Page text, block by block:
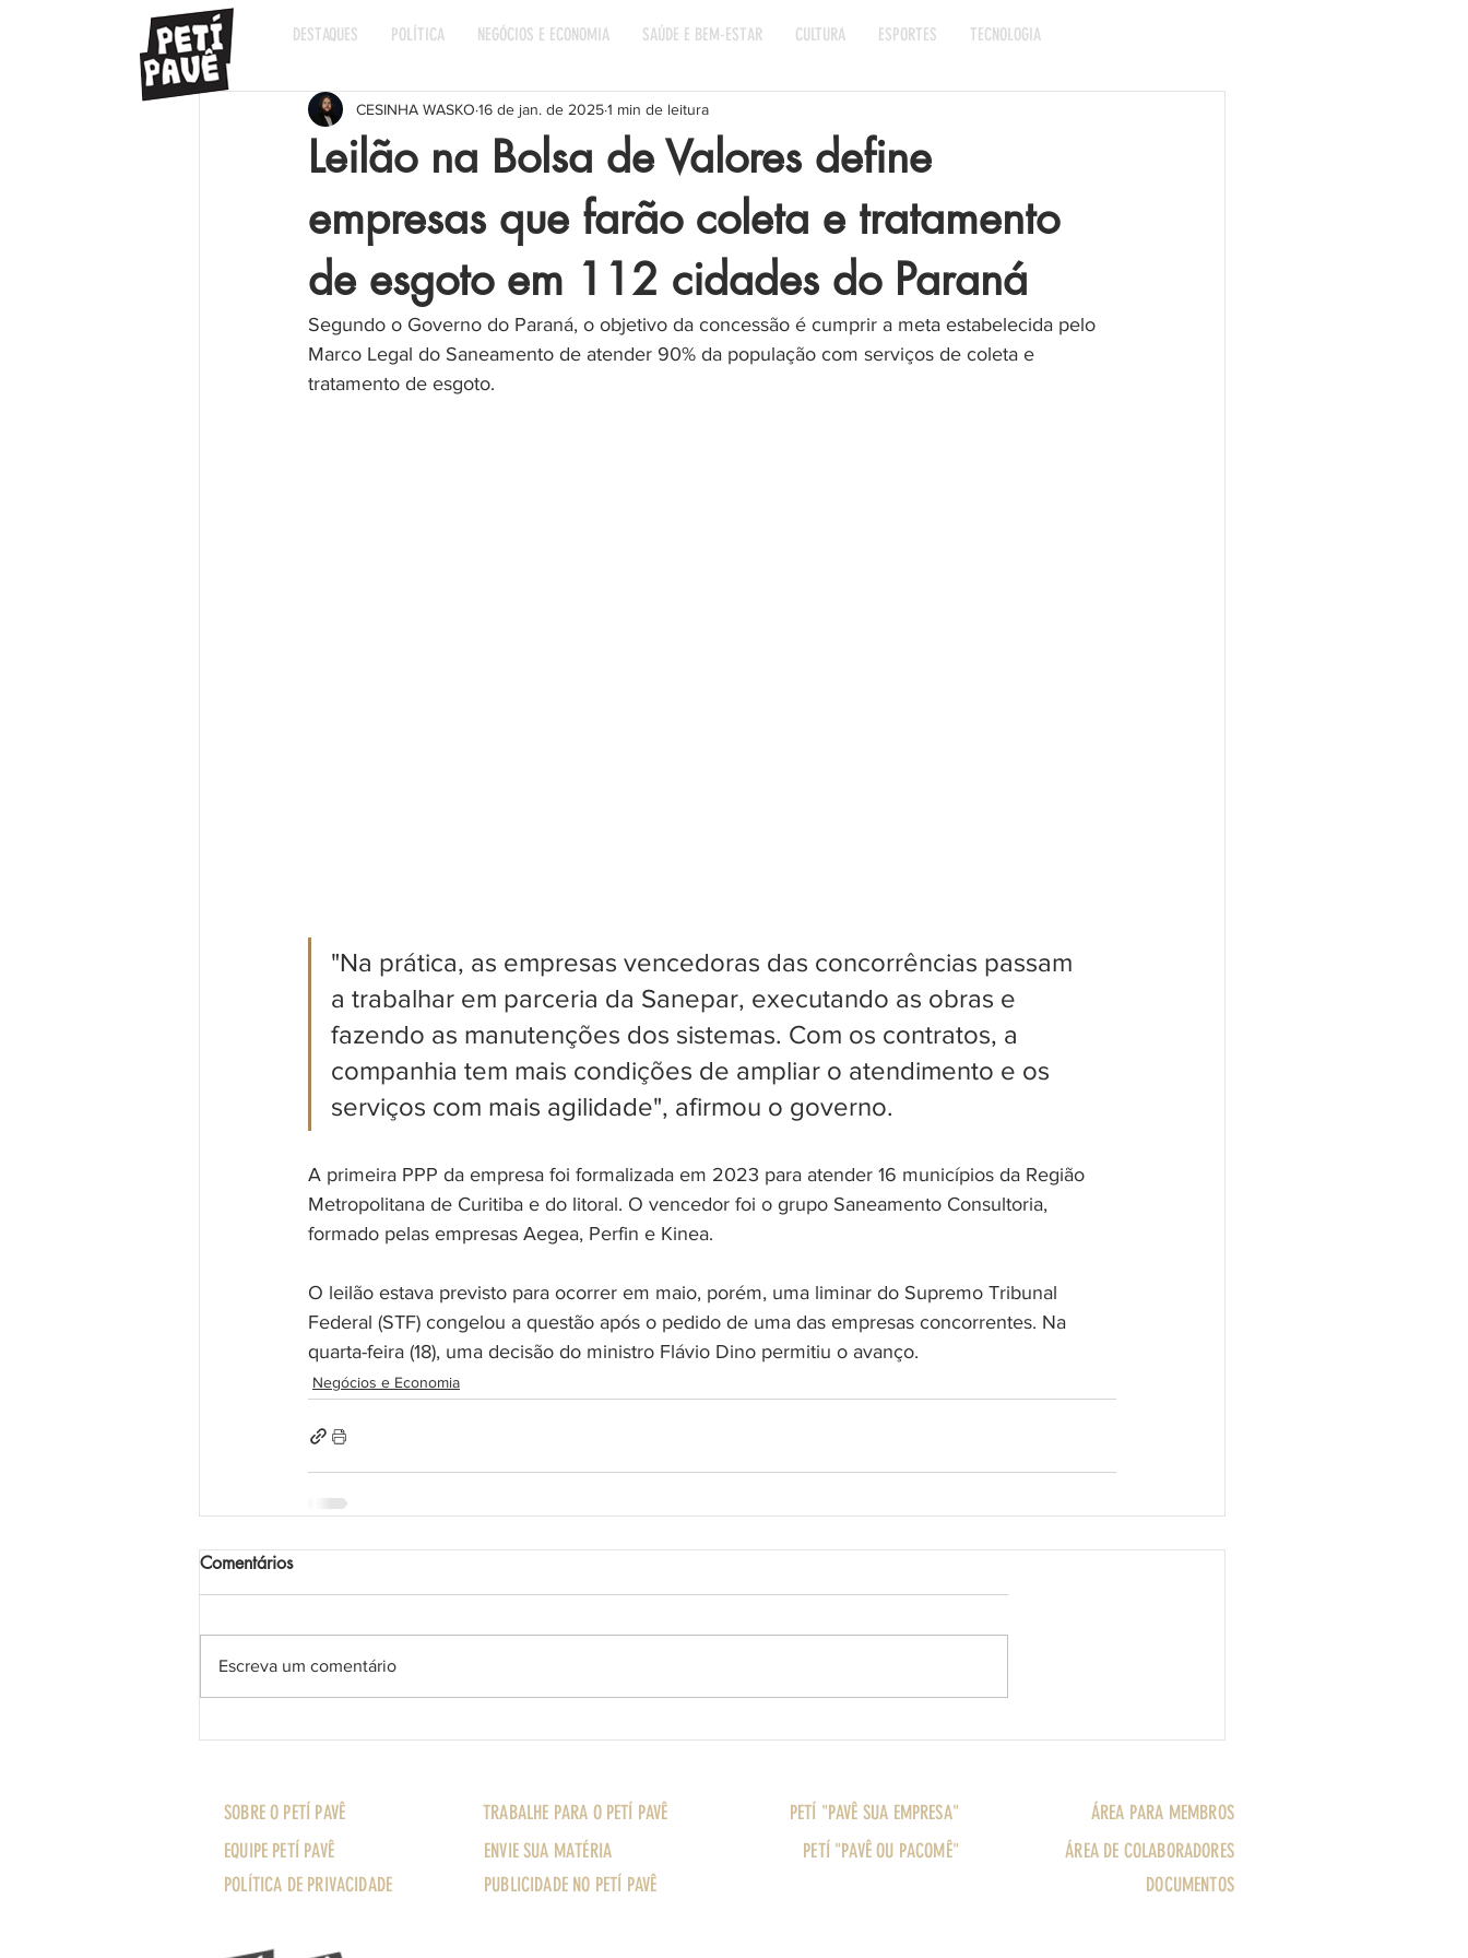
DESTAQUES POLÍTICA NEGÓCIOS E ECONOMIA SAÚDE E BEM-ESTAR CULTURA ESPORTES TECNOLOGIA
Leilão na Bolsa de Valores define
empresas que farão coleta e tratamento
de esgoto em 112 cidades do Paraná
CESINHA WASKO 16 de jan. de 20251 min de leitura
Segundo o Governo do Paraná, o objetivo da concessão é cumprir a meta estabelecida pelo
Marco Legal do Saneamento de atender 90% da população com serviços de coleta e
tratamento de esgoto.
"Na prática, as empresas vencedoras das concorrências passam
a trabalhar em parceria da Sanepar, executando as obras e
fazendo as manutenções dos sistemas. Com os contratos, a
companhia tem mais condições de ampliar o atendimento e os
serviços com mais agilidade", afirmou o governo.
A primeira PPP da empresa foi formalizada em 2023 para atender 16 municípios da Região
Metropolitana de Curitiba e do litoral. O vencedor foi o grupo Saneamento Consultoria,
formado pelas empresas Aegea, Perfin e Kinea.
O leilão estava previsto para ocorrer em maio, porém, uma liminar do Supremo Tribunal
Federal (STF) congelou a questão após o pedido de uma das empresas concorrentes. Na
quarta-feira (18), uma decisão do ministro Flávio Dino permitiu o avanço.
Negócios e Economia
Comentários
Escreva um comentário
SOBRE O PETÍ PAVÊ
EQUIPE PETÍ PAVÊ
POLÍTICA DE PRIVACIDADE
TRABALHE PARA O PETÍ PAVÊ
ENVIE SUA MATÉRIA
PUBLICIDADE NO PETÍ PAVÊ
PETÍ "PAVÊ SUA EMPRESA"
ÁREA PARA MEMBROS
PETÍ "PAVÊ OU PACOMÊ"
DOCUMENTOS
ÁREA DE COLABORADORES